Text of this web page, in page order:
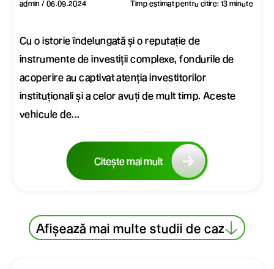
admin / 06.09.2024 Timp estimat pentru citire: 13 minute
Cu o istorie îndelungată și o reputație de
instrumente de investiții complexe, fondurile de
acoperire au captivat atenția investitorilor
instituționali și a celor avuți de mult timp. Aceste
vehicule de...
Citește mai mult
Afișează mai multe studii de caz